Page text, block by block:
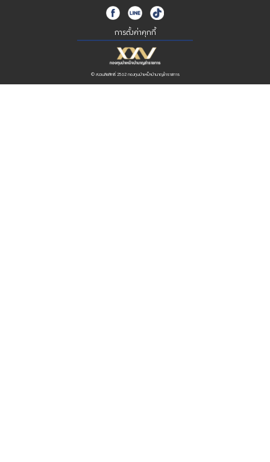
การตั้งค่าคุกกี้
© สงวนลิขสิทธิ์ 2562 กองทุนบำเหน็จบำนาญข้าราชการ